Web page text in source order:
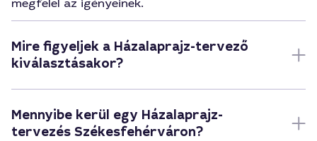
megfelel az igényeinek.
Mire figyeljek a Házalaprajz-tervező
kiválasztásakor?
Mennyibe kerül egy Házalaprajz-
tervezés Székesfehérváron?